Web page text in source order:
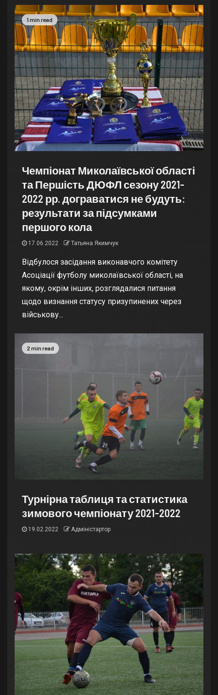
1 min read
Чемпіонат Миколаївської області
та Першість ДЮФЛ сезону 2021-
2022 рр. дограватися не будуть:
результати за підсумками
першого кола
17.06.2022 Татьяна Якимчук
Відбулося засідання виконавчого комітету
Асоціації футболу миколаївської області, на
якому, окрім інших, розглядалися питання
щодо визнання статусу призупинених через
військову...
2 min read
Турнірна таблиця та статистика
зимового чемпіонату 2021-2022
19.02.2022 Адміністартор